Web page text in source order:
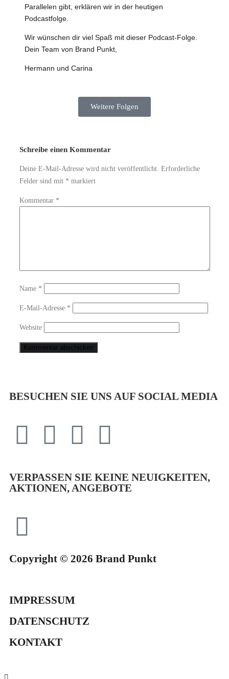
Parallelen gibt, erklären wir in der heutigen
Podcastfolge.
Wir wünschen dir viel Spaß mit dieser Podcast-Folge.
Dein Team von Brand Punkt,
Hermann und Carina
Weitere Folgen
Schreibe einen Kommentar
Deine E-Mail-Adresse wird nicht veröffentlicht. Erforderliche
Felder sind mit * markiert
Kommentar *
Name *
E-Mail-Adresse *
Website
BESUCHEN SIE UNS AUF SOCIAL MEDIA
VERPASSEN SIE KEINE NEUIGKEITEN,
AKTIONEN, ANGEBOTE
Copyright © 2026 Brand Punkt
IMPRESSUM
DATENSCHUTZ
KONTAKT